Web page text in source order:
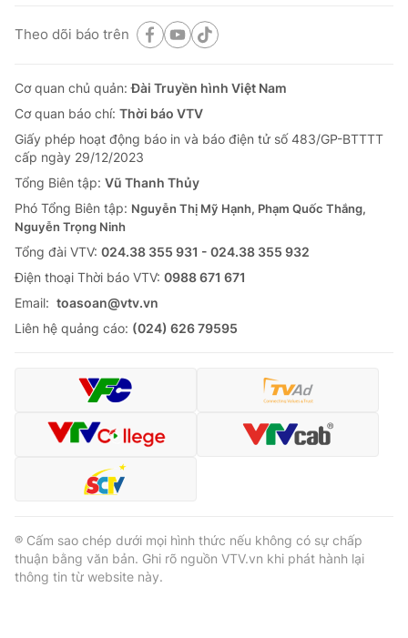
Theo dõi báo trên
Cơ quan chủ quản:Đài Truyền hình Việt Nam
Cơ quan báo chí: Thời báo VTV
Giấy phép hoạt động báo in và báo điện tử số 483/GP-BTTTT
cấp ngày 29/12/2023
Tổng Biên tập: Vũ Thanh Thủy
Phó Tổng Biên tập: Nguyễn Thị Mỹ Hạnh, Phạm Quốc Thắng,
Nguyễn Trọng Ninh
Tổng đài VTV: 024.38 355 931 - 024.38 355 932
Ðiện thoại Thời báo VTV: 0988 671 671
Email: toasoan@vtv.vn
Liên hệ quảng cáo: (024) 626 79595
® Cấm sao chép dưới mọi hình thức nếu không có sự chấp
thuận bằng văn bản. Ghi rõ nguồn VTV.vn khi phát hành lại
thông tin từ website này.